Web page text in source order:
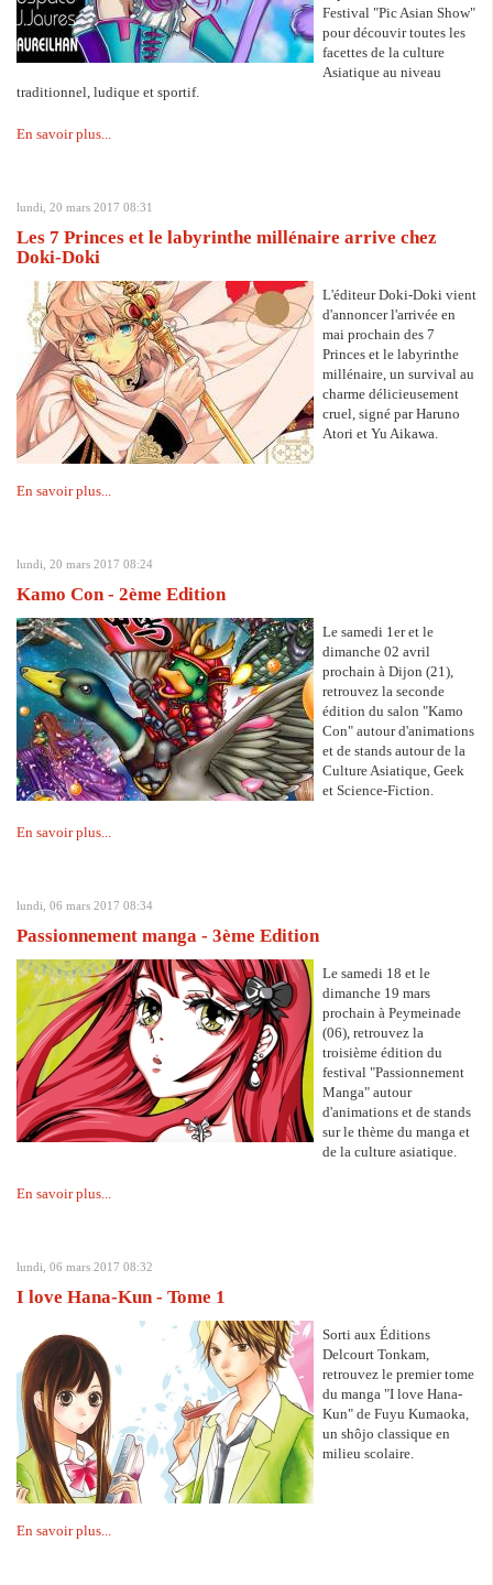
Festival "Pic Asian Show"
pour découvir toutes les
facettes de la culture
Asiatique au niveau
traditionnel, ludique et sportif.
En savoir plus...
lundi, 20 mars 2017 08:31
Les 7 Princes et le labyrinthe millénaire arrive chez
Doki-Doki
L'éditeur Doki-Doki vient
d'annoncer l'arrivée en
mai prochain des 7
Princes et le labyrinthe
millénaire, un survival au
charme délicieusement
cruel, signé par Haruno
Atori et Yu Aikawa.
En savoir plus...
lundi, 20 mars 2017 08:24
Kamo Con - 2ème Edition
Le samedi 1er et le
dimanche 02 avril
prochain à Dijon (21),
retrouvez la seconde
édition du salon "Kamo
Con" autour d'animations
et de stands autour de la
Culture Asiatique, Geek
et Science-Fiction.
En savoir plus...
lundi, 06 mars 2017 08:34
Passionnement manga - 3ème Edition
Le samedi 18 et le
dimanche 19 mars
prochain à Peymeinade
(06), retrouvez la
troisième édition du
festival "Passionnement
Manga" autour
d'animations et de stands
sur le thème du manga et
de la culture asiatique.
En savoir plus...
lundi, 06 mars 2017 08:32
I love Hana-Kun - Tome 1
Sorti aux Éditions
Delcourt Tonkam,
retrouvez le premier tome
du manga "I love Hana-
Kun" de Fuyu Kumaoka,
un shôjo classique en
milieu scolaire.
En savoir plus...